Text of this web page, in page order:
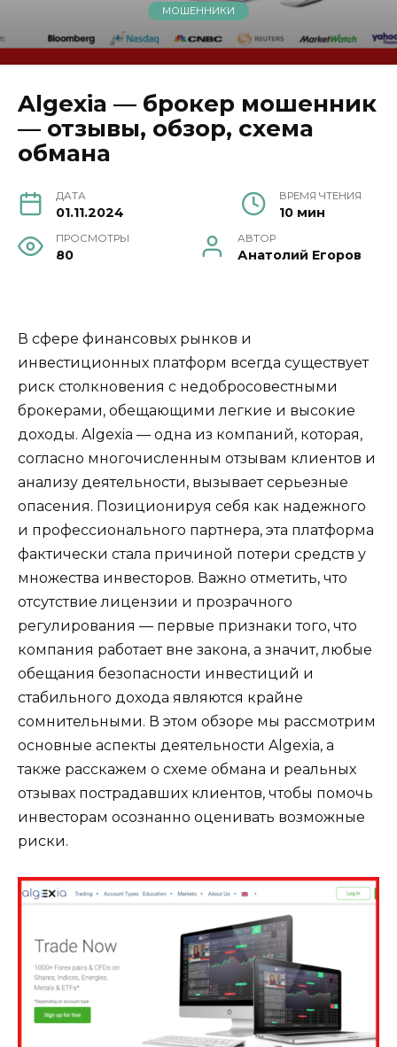
МОШЕННИКИ
Algexia — брокер мошенник
— отзывы, обзор, схема
обмана
ДАТА
01.11.2024
ВРЕМЯ ЧТЕНИЯ
10 мин
ПРОСМОТРЫ
80
АВТОР
Анатолий Егоров
В сфере финансовых рынков и
инвестиционных платформ всегда существует
риск столкновения с недобросовестными
брокерами, обещающими легкие и высокие
доходы. Algexia — одна из компаний, которая,
согласно многочисленным отзывам клиентов и
анализу деятельности, вызывает серьезные
опасения. Позиционируя себя как надежного
и профессионального партнера, эта платформа
фактически стала причиной потери средств у
множества инвесторов. Важно отметить, что
отсутствие лицензии и прозрачного
регулирования — первые признаки того, что
компания работает вне закона, а значит, любые
обещания безопасности инвестиций и
стабильного дохода являются крайне
сомнительными. В этом обзоре мы рассмотрим
основные аспекты деятельности Algexia, а
также расскажем о схеме обмана и реальных
отзывах пострадавших клиентов, чтобы помочь
инвесторам осознанно оценивать возможные
риски.